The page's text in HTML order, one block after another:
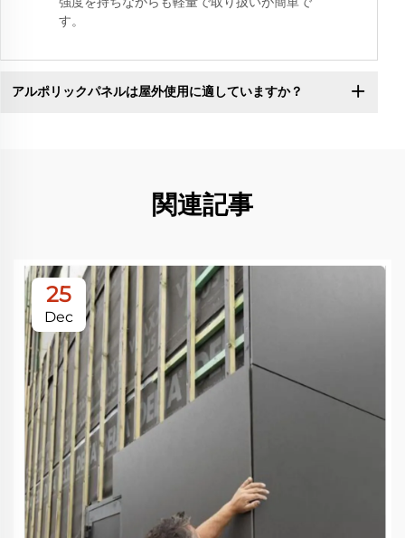
す。
アルポリックパネルは屋外使用に適していますか？
関連記事
25
Dec